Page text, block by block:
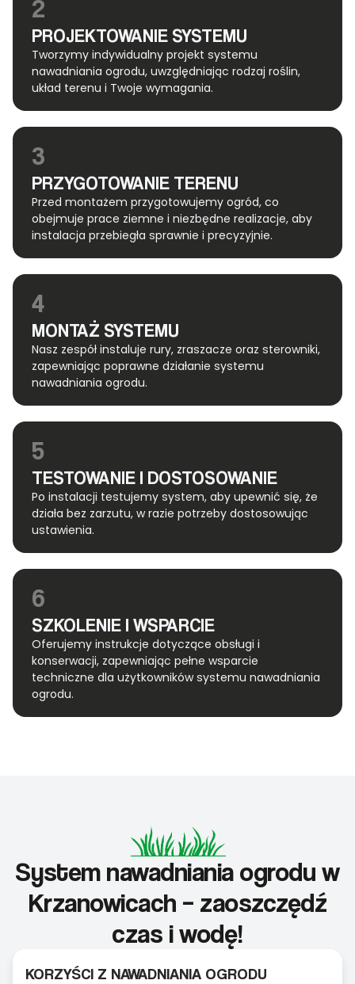
2
PROJEKTOWANIE SYSTEMU
Tworzymy indywidualny projekt systemu
nawadniania ogrodu, uwzględniając rodzaj roślin,
układ terenu i Twoje wymagania.
3
PRZYGOTOWANIE TERENU
Przed montażem przygotowujemy ogród, co
obejmuje prace ziemne i niezbędne realizacje, aby
instalacja przebiegła sprawnie i precyzyjnie.
4
MONTAŻ SYSTEMU
Nasz zespół instaluje rury, zraszacze oraz sterowniki,
zapewniając poprawne działanie systemu
nawadniania ogrodu.
5
TESTOWANIE I DOSTOSOWANIE
Po instalacji testujemy system, aby upewnić się, że
działa bez zarzutu, w razie potrzeby dostosowując
ustawienia.
6
SZKOLENIE I WSPARCIE
Oferujemy instrukcje dotyczące obsługi i
konserwacji, zapewniając pełne wsparcie
techniczne dla użytkowników systemu nawadniania
ogrodu.
System nawadniania ogrodu w
Krzanowicach – zaoszczędź
czas i wodę!
KORZYŚCI Z NAWADNIANIA OGRODU